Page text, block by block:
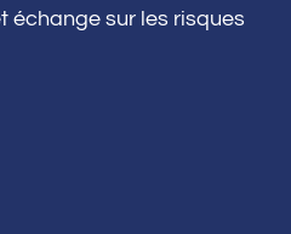
échange sur les risques